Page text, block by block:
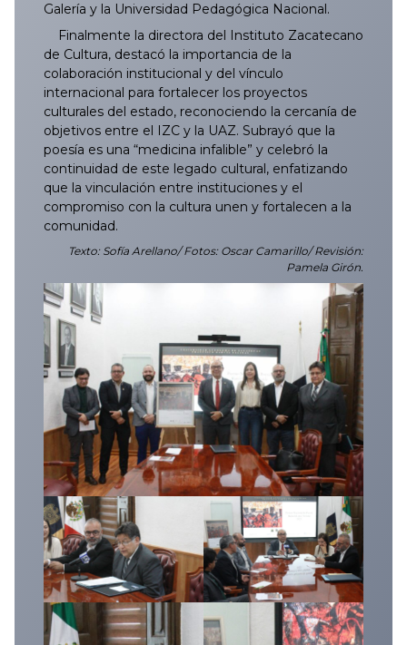
Galería y la Universidad Pedagógica Nacional.
Finalmente la directora del Instituto Zacatecano
de Cultura, destacó la importancia de la
colaboración institucional y del vínculo
internacional para fortalecer los proyectos
culturales del estado, reconociendo la cercanía de
objetivos entre el IZC y la UAZ. Subrayó que la
poesía es una “medicina infalible” y celebró la
continuidad de este legado cultural, enfatizando
que la vinculación entre instituciones y el
compromiso con la cultura unen y fortalecen a la
comunidad.
Texto: Sofía Arellano/ Fotos: Oscar Camarillo/ Revisión:
Pamela Girón.